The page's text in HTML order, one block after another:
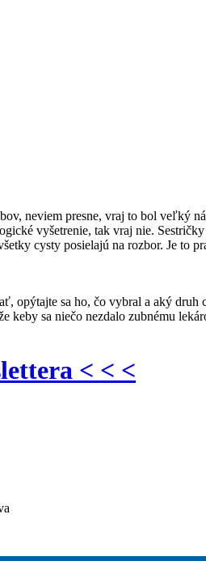
neviem presne, vraj to bol
vyšetrenie, tak vraj nie.
cysty posielajú na rozbor. Je
opýtajte sa ho, čo vybral a aký
keby sa niečo nezdalo zubnému
< < <